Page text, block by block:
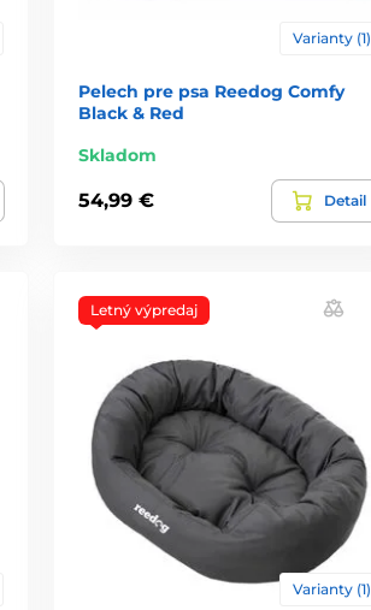
Varianty (1)
Pelech pre psa Reedog Comfy
Black & Red
Skladom
54,99 € Detail
Letný výpredaj
Varianty (1)